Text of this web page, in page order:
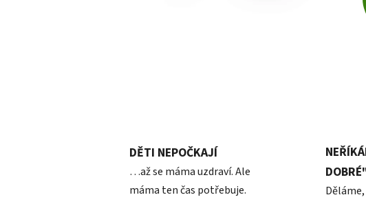
DĚTI NEPOČKAJÍ
…až se máma uzdraví. Ale
máma ten čas potřebuje.